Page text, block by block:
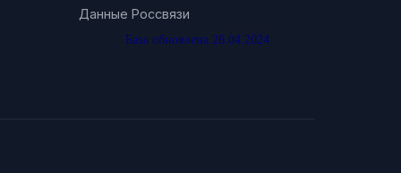
Данные Россвязи
База обновлена 26.04.2024